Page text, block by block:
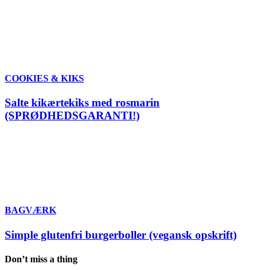
COOKIES & KIKS
Salte kikærtekiks med rosmarin
(SPRØDHEDSGARANTI!)
BAGVÆRK
Simple glutenfri burgerboller (vegansk opskrift)
Don’t miss a thing